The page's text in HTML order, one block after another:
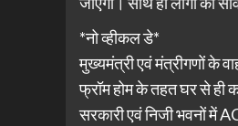
*नो व्हीकल डे*
मुख्यमंत्री एवं मंत्रीगणों के
फ्रॉम होम के तहत घर से ही
सरकारी एवं निजी भवनों में